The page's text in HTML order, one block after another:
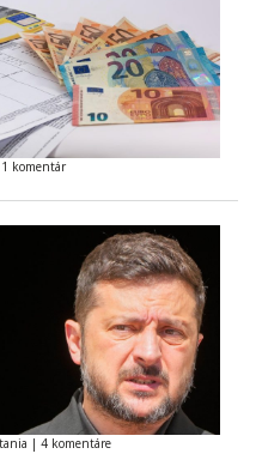
1 komentár
| 4 komentáre